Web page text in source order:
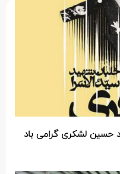
حسین لشکری گرامی باد